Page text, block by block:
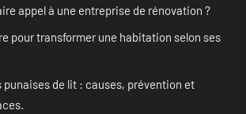
appel à une entreprise de rénovation ?
pour transformer une habitation selon ses
punaises de lit : causes, prévention et